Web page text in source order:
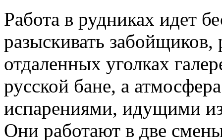
Работа в рудниках идет
разыскивать
отдаленных уголках
русской бане, а
испарениями, идущими
Они работают в две